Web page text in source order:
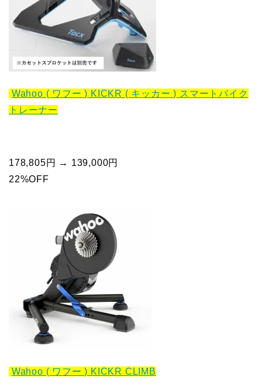
Wahoo ( ワフー ) KICKR ( キッカー ) スマートバイク
トレーナー
178,805円 → 139,000円
22%OFF
Wahoo ( ワフー ) KICKR CLIMB